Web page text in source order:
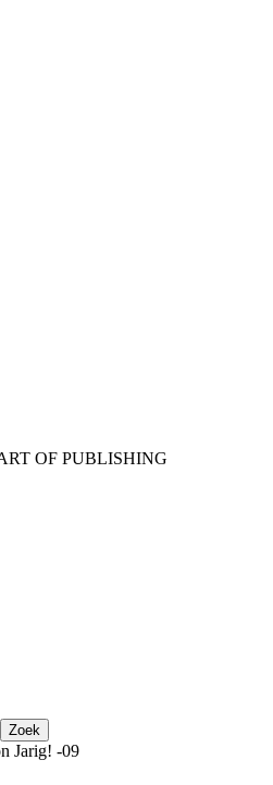
OF PUBLISHING
Jarig! -09